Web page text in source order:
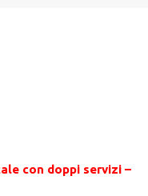
con doppi servizi –